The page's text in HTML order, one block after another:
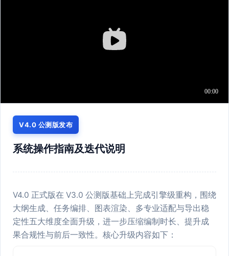
V4.0 公测版发布
系统操作指南及迭代说明
V4.0 正式版在 V3.0 公测版基础上完成引擎级重构，围绕
大纲生成、任务编排、图表渲染、多专业适配与导出稳
定性五大维度全面升级，进一步压缩编制时长、提升成
果合规性与前后一致性。核心升级内容如下：